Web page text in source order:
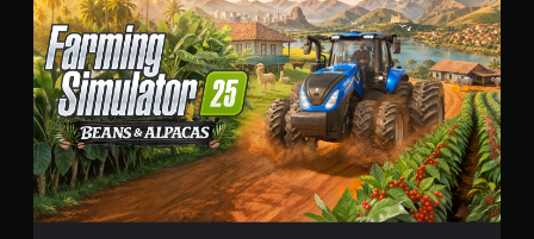
2
5
:
B
e
a
n
s
&
A
l